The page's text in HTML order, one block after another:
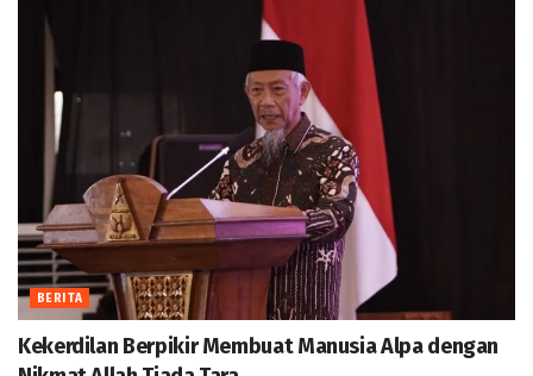
BERITA
Kekerdilan Berpikir Membuat Manusia Alpa dengan